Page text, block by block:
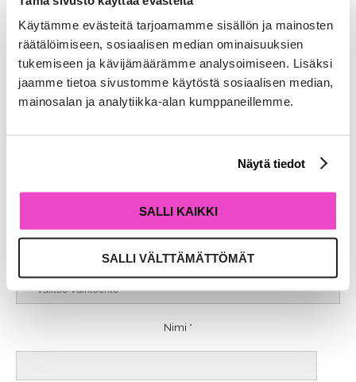
Käytämme evästeitä tarjoamamme sisällön ja mainosten
räätälöimiseen, sosiaalisen median ominaisuuksien
tukemiseen ja kävijämäärämme analysoimiseen. Lisäksi
jaamme tietoa sivustomme käytöstä sosiaalisen median,
mainosalan ja analytiikka-alan kumppaneillemme.
Näytä tiedot
SALLI KAIKKI
SALLI VÄLTTÄMÄTTÖMÄT
Meillä ei ole avoimia
paikkoja tällä hetkellä,
mutta aina voit lähettää
Valitse paikkakunta *
Nimi *